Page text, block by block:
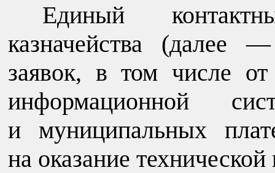
Единый
казначейства (далее
заявок, в том числе от
информационной
и муниципальных
на оказание